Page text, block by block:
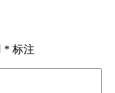
* 标注